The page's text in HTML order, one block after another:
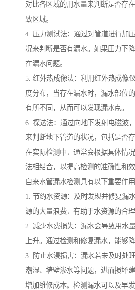
对比各区域的用水量来判断是否存
致区域。
4. 压力测试法：通过对管道进行加
况来判断是否有漏水。如果压力下
在漏水问题。
5. 红外热成像法：利用红外热成像
度分布，当存在漏水时，漏水部位
有所不同，从而可以发现漏水点。
6. 探达法：通过向地下发射电磁波
来判断地下管道的状况，包括是否存
在实际检测中，通常会根据具体情
法相结合，以提高检测的准确性和效
自来水管漏水检测具有以下重要作用
1. 节约水资源：及时发现并修复漏
源的大量浪费，有助于水资源的合理
2. 减少水费损失：漏水会导致用水
上升。通过检测和修复漏水，能够
3. 防止水浸损害：漏水若未及时处
潮湿、墙壁渗水等问题，进而损坏建
增加维修成本。检测漏水可以及早